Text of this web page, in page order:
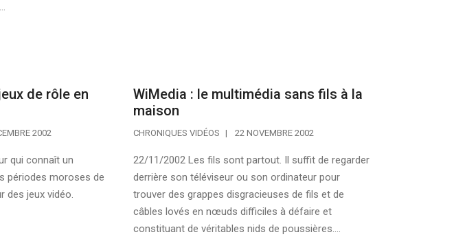
de rôle en
2002
qui connaît un
périodes moroses de
des jeux vidéo.
WiMedia : le multimédia sans fils à la
maison
CHRONIQUES VIDÉOS 22 NOVEMBRE 2002
22/11/2002 Les fils sont partout. Il suffit de regarder
derrière son téléviseur ou son ordinateur pour
trouver des grappes disgracieuses de fils et de
câbles lovés en nœuds difficiles à défaire et
constituant de véritables nids de poussières....